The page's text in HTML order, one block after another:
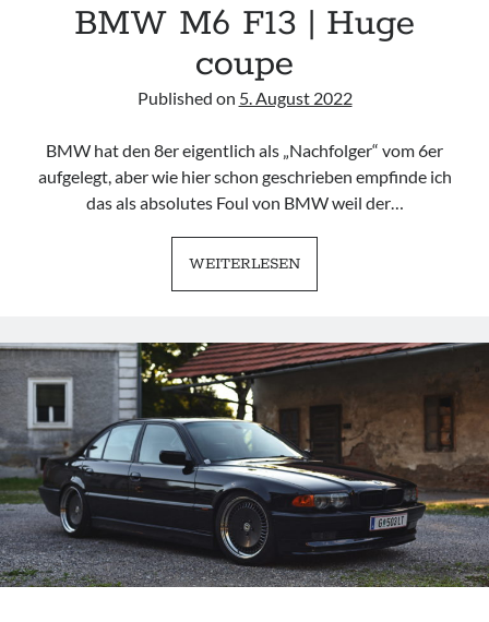
BMW M6 F13 | Huge
coupe
Published on 5. August 2022
BMW hat den 8er eigentlich als „Nachfolger“ vom 6er
aufgelegt, aber wie hier schon geschrieben empfinde ich
das als absolutes Foul von BMW weil der…
WEITERLESENBMW
M6
|
HUGE